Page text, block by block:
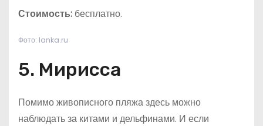
Стоимость: бесплатно.
Фото: lanka.ru
5. Мирисса
Помимо живописного пляжа здесь можно
наблюдать за китами и дельфинами. И если